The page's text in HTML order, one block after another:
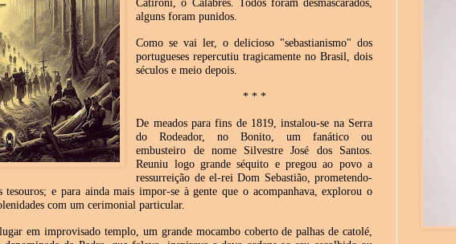
alguns foram punidos.
Como se vai ler, o delicioso "sebastianismo" dos
portugueses repercutiu tragicamente no Brasil, dois
séculos e meio depois.
* * *
De meados para fins de 1819, instalou-se na Serra
do Rodeador, no Bonito, um fanático ou
embusteiro de nome Silvestre José dos Santos.
Reuniu logo grande séquito e pregou ao povo a
ressurreição de el-rei Dom Sebastião, prometendo-
tesouros; e para ainda mais impor-se à gente que o acompanhava, explorou o
com um cerimonial particular.
em improvisado templo, um grande mocambo coberto de palhas de catolé,